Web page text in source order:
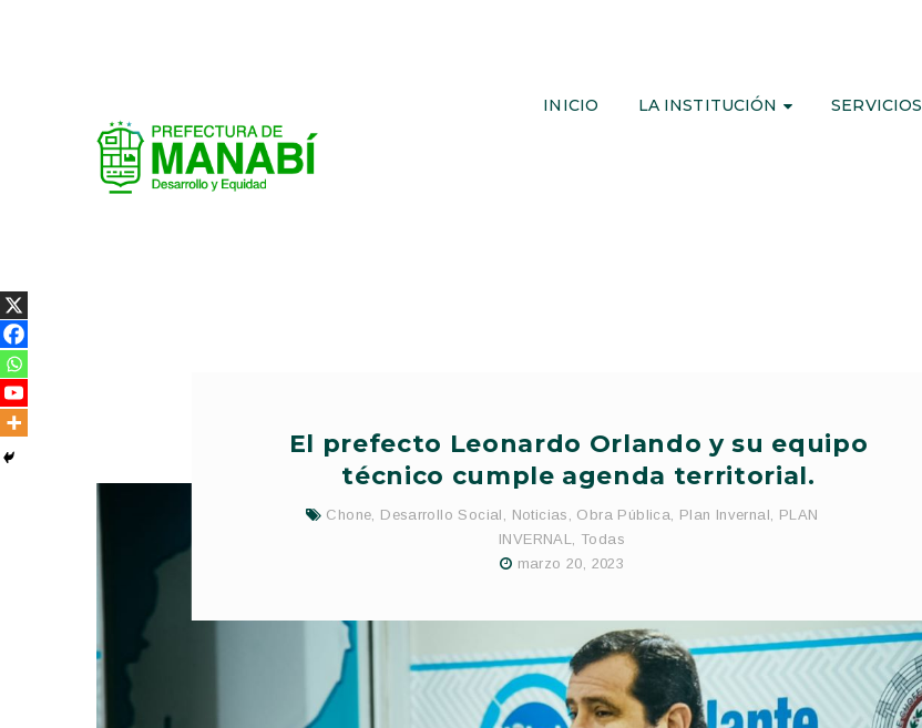
INICIO LA INSTITUCIÓN SERVICIOS
El prefecto Leonardo Orlando y su equipo
técnico cumple agenda territorial.
Chone Desarrollo Social Noticias Obra Pública Plan Invernal
PLAN
INVERNAL
Todas
marzo 20, 2023